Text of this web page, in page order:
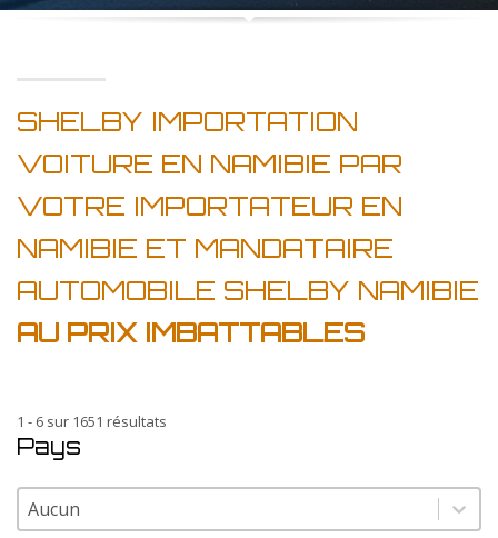
SHELBY IMPORTATION
VOITURE EN NAMIBIE PAR
VOTRE IMPORTATEUR EN
NAMIBIE ET MANDATAIRE
AUTOMOBILE SHELBY NAMIBIE
AU PRIX IMBATTABLES
1 - 6 sur 1651 résultats
Pays
Pays
Pays